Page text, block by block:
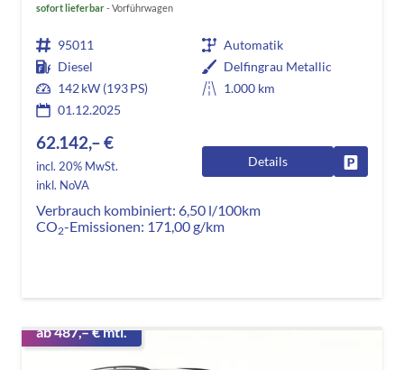
sofort lieferbar Vorführwagen
95011
Automatik
Diesel
Delfingrau Metallic
142 kW (193 PS)
1.000 km
01.12.2025
62.142,– €
incl. 20% MwSt.
inkl. NoVA
Details
Verbrauch kombiniert: 6,50 l/100km
CO2-Emissionen: 171,00 g/km
ab 487,– € mtl.